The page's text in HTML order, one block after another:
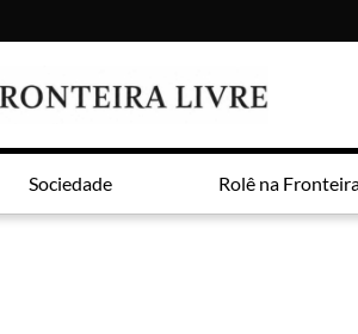
Sociedade Rolê na